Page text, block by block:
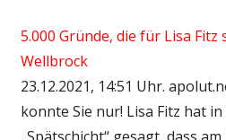
5.000 Gründe, die für Lisa Fitz
Wellbrock
23.12.2021, 14:51 Uhr.
konnte Sie nur! Lisa Fitz hat